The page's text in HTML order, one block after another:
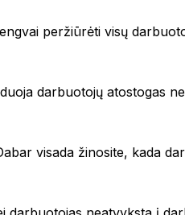
peržiūrėti visų
darbuotojų atostogas
visada žinosite, kada